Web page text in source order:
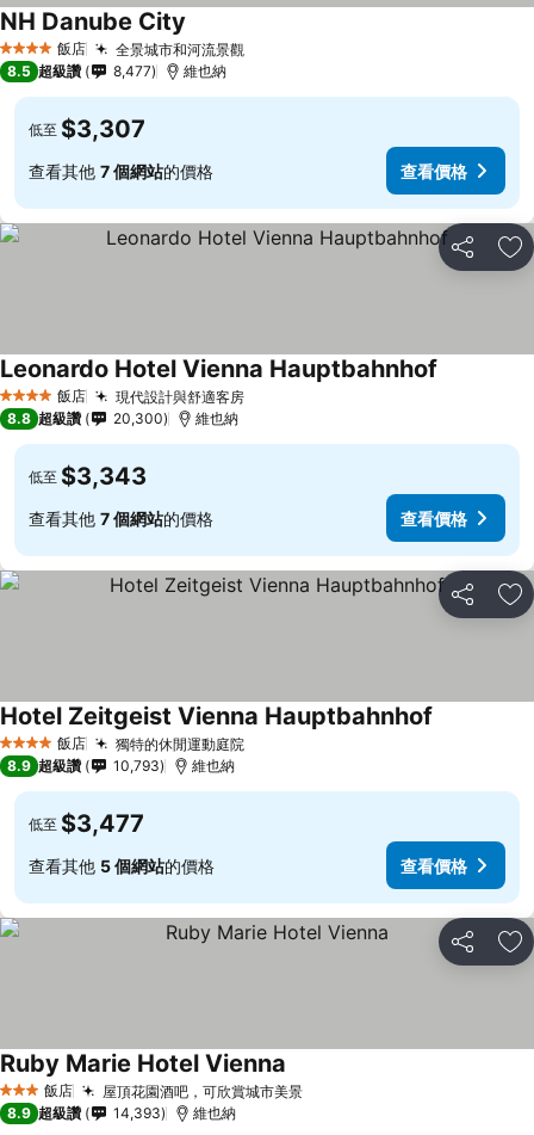
4 星級 飯店 全景城市和河流景觀
NH Danube City
8.5 超級讚 8,477 維也納
低至 $3,307
查看其他 7 個網站的價格 查看價格
分享 加
4 星級 飯店 現代設計與舒適客房
Leonardo Hotel Vienna Hauptbahnhof
8.8 超級讚 20,300 維也納
低至 $3,343
查看其他 7 個網站的價格 查看價格
分享 加
4 星級 飯店 獨特的休閒運動庭院
Hotel Zeitgeist Vienna Hauptbahnhof
8.9 超級讚 10,793 維也納
低至 $3,477
查看其他 5 個網站的價格 查看價格
分享 加
3 星級 飯店 屋頂花園酒吧，可欣賞城市美景
Ruby Marie Hotel Vienna
8.9 超級讚 14,393 維也納